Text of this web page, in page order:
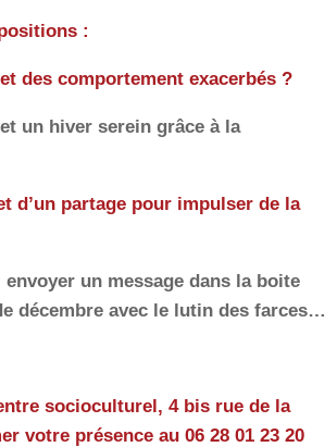
:
des comportement exacerbés ?
un hiver serein grâce à la
d’un partage pour impulser de la
un message dans la boite
décembre avec le lutin des farces…
socioculturel, 4 bis rue de la
votre présence au 06 28 01 23 20